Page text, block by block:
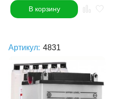
В корзину
Артикул: 4831